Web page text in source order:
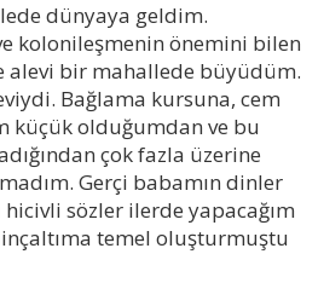
dünyaya geldim.
kolonileşmenin önemini bilen
alevi bir mahallede büyüdüm.
Bağlama kursuna, cem
küçük olduğumdan ve bu
çok fazla üzerine
Gerçi babamın dinler
sözler ilerde yapacağım
temel oluşturmuştu